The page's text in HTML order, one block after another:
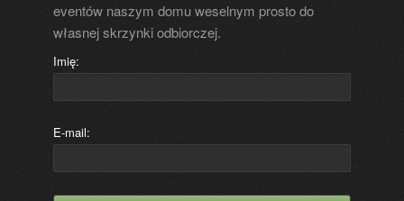
eventów naszym domu weselnym prosto do
własnej skrzynki odbiorczej.
Imię:
E-mail: